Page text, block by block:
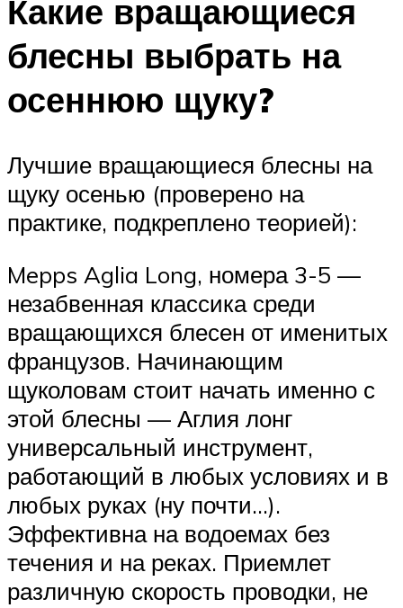
Какие вращающиеся
блесны выбрать на
осеннюю щуку?
Лучшие вращающиеся блесны на
щуку осенью (проверено на
практике, подкреплено теорией):
Mepps Aglia Long, номера 3-5 —
незабвенная классика среди
вращающихся блесен от именитых
французов. Начинающим
щуколовам стоит начать именно с
этой блесны — Аглия лонг
универсальный инструмент,
работающий в любых условиях и в
любых руках (ну почти…).
Эффективна на водоемах без
течения и на реках. Приемлет
различную скорость проводки, не